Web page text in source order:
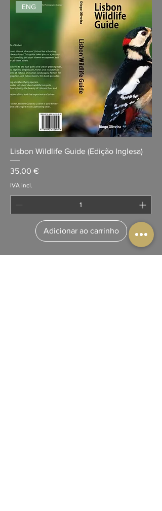
ENG
Lisbon Wildlife Guide (Edição Inglesa)
Preço
35,00 €
IVA incl.
Adicionar ao carrinho